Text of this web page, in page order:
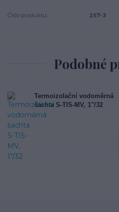
Číslo produktu: 257-3
Podobné
Termoizolační vodoměrná
šachta S-TIS-MV, 1"/32